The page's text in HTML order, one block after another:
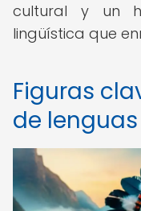
cultural y un
lingüística que
Figuras
de